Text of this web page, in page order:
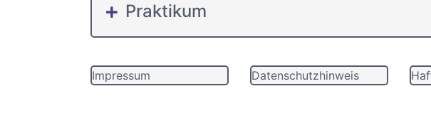
Praktikum
Impressum Datenschutzhinweis